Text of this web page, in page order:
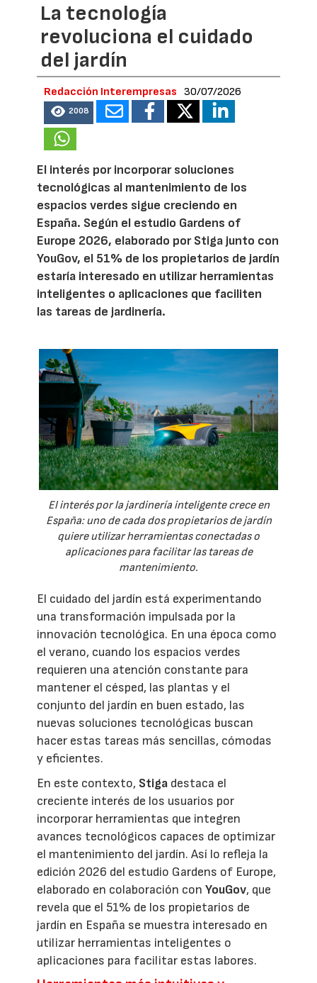
La tecnología
revoluciona el cuidado
del jardín
Redacción Interempresas 30/07/2026
2008
El interés por incorporar soluciones
tecnológicas al mantenimiento de los
espacios verdes sigue creciendo en
España. Según el estudio Gardens of
Europe 2026, elaborado por Stiga junto con
YouGov, el 51% de los propietarios de jardín
estaría interesado en utilizar herramientas
inteligentes o aplicaciones que faciliten
las tareas de jardinería.
El interés por la jardinería inteligente crece en
España: uno de cada dos propietarios de jardín
quiere utilizar herramientas conectadas o
aplicaciones para facilitar las tareas de
mantenimiento.
El cuidado del jardín está experimentando
una transformación impulsada por la
innovación tecnológica. En una época como
el verano, cuando los espacios verdes
requieren una atención constante para
mantener el césped, las plantas y el
conjunto del jardín en buen estado, las
nuevas soluciones tecnológicas buscan
hacer estas tareas más sencillas, cómodas
y eficientes.
En este contexto, Stiga destaca el
creciente interés de los usuarios por
incorporar herramientas que integren
avances tecnológicos capaces de optimizar
el mantenimiento del jardín. Así lo refleja la
edición 2026 del estudio Gardens of Europe,
elaborado en colaboración conYouGov, que
revela que el 51% de los propietarios de
jardín en España se muestra interesado en
utilizar herramientas inteligentes o
aplicaciones para facilitar estas labores.